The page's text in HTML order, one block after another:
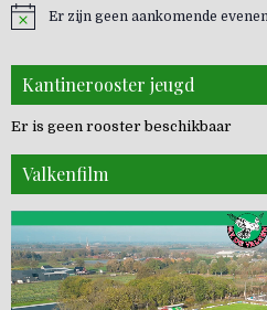
Er zijn geen aankomende
Kantinerooster jeugd
Er is geen rooster beschikbaar
Valkenfilm